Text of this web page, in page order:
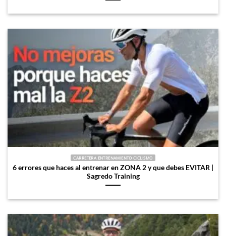
CARRETERA ENTRENAMIENTO CICLISMO
6 errores que haces al entrenar en ZONA 2 y que debes EVITAR |
Sagredo Training